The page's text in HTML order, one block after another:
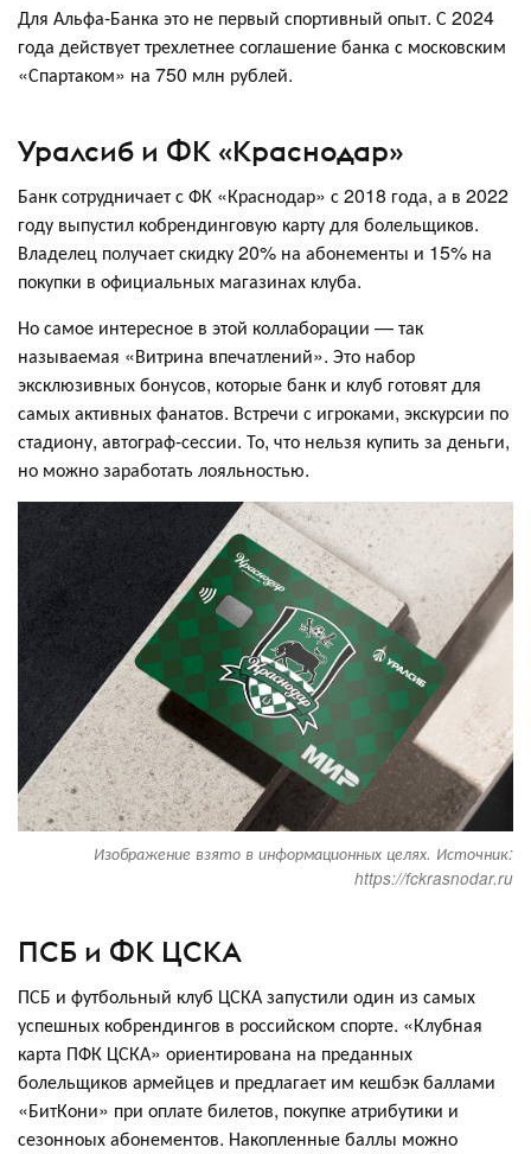
Для Альфа-Банка это не первый спортивный опыт. С 2024
года действует трехлетнее соглашение банка с московским
«Спартаком» на 750 млн рублей.
Уралсиб и ФК «Краснодар»
Банк сотрудничает с ФК «Краснодар» с 2018 года, а в 2022
году выпустил кобрендинговую карту для болельщиков.
Владелец получает скидку 20% на абонементы и 15% на
покупки в официальных магазинах клуба.
Но самое интересное в этой коллаборации — так
называемая «Витрина впечатлений». Это набор
эксклюзивных бонусов, которые банк и клуб готовят для
самых активных фанатов. Встречи с игроками, экскурсии по
стадиону, автограф-сессии. То, что нельзя купить за деньги,
но можно заработать лояльностью.
Изображение взято в информационных целях. Источник:
https://fckrasnodar.ru
ПСБ и ФК ЦСКА
ПСБ и футбольный клуб ЦСКА запустили один из самых
успешных кобрендингов в российском спорте. «Клубная
карта ПФК ЦСКА» ориентирована на преданных
болельщиков армейцев и предлагает им кешбэк баллами
«БитКони» при оплате билетов, покупке атрибутики и
сезонноых абонементов. Накопленные баллы можно